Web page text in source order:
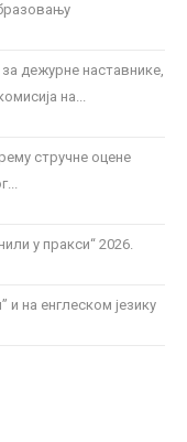
дежурне наставнике,
на...
стручне оцене
у пракси“ 2026.
и на енглеском језику